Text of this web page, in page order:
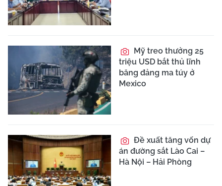
Mỹ treo thưởng 25
triệu USD bắt thủ lĩnh
băng đảng ma túy ở
Mexico
Đề xuất tăng vốn dự
án đường sắt Lào Cai –
Hà Nội – Hải Phòng